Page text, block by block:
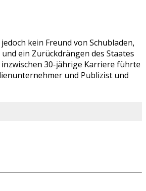
kein Freund von Schubladen,
ein Zurückdrängen des Staates
30-jährige Karriere führte
und Publizist und